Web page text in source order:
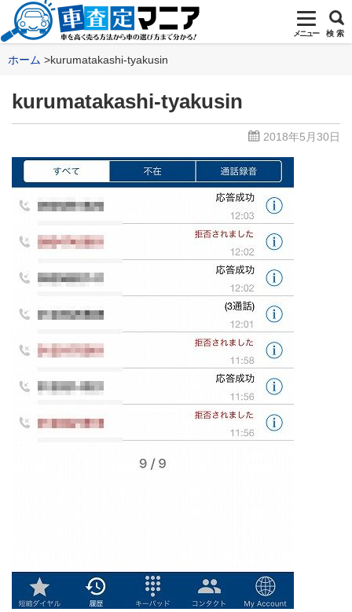
メニュー 検 索
ホーム kurumatakashi-tyakusin
kurumatakashi-tyakusin
2018年5月30日